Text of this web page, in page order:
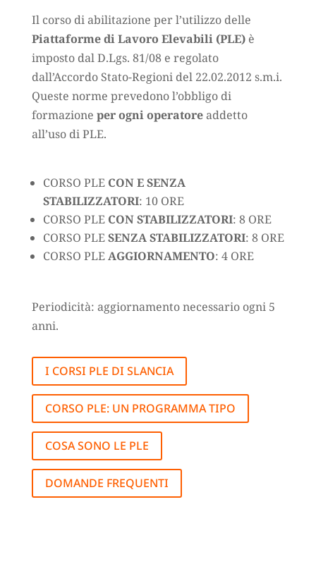
Il corso di abilitazione per l’utilizzo delle
Piattaforme di Lavoro Elevabili (PLE)è
imposto dal D.Lgs. 81/08 e regolato
dall’Accordo Stato-Regioni del 22.02.2012 s.m.i.
Queste norme prevedono l’obbligo di
formazione per ogni operatoreaddetto
all’uso di PLE.
CORSO PLE CON E SENZA
STABILIZZATORI: 10 ORE
CORSO PLE CON STABILIZZATORI: 8 ORE
CORSO PLESENZA STABILIZZATORI: 8 ORE
CORSO PLEAGGIORNAMENTO: 4 ORE
Periodicità: aggiornamento necessario ogni 5
anni.
I CORSI PLE DI SLANCIA
CORSO PLE: UN PROGRAMMA TIPO
COSA SONO LE PLE
DOMANDE FREQUENTI